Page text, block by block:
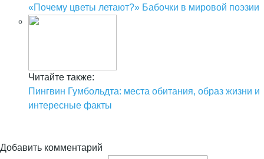
«Почему цветы летают?» Бабочки в мировой поэзии
Читайте также:
Пингвин Гумбольдта: места обитания, образ жизни и
интересные факты
Добавить комментарий